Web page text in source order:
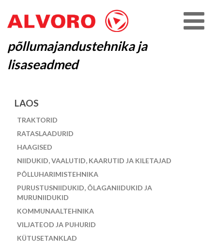
põllumajandustehnika ja
lisaseadmed
LAOS
TRAKTORID
RATASLAADURID
HAAGISED
NIIDUKID, VAALUTID, KAARUTID JA KILETAJAD
PÕLLUHARIMISTEHNIKA
PURUSTUSNIIDUKID, ÕLAGANIIDUKID JA
MURUNIIDUKID
KOMMUNAALTEHNIKA
VILJATEOD JA PUHURID
KÜTUSETANKLAD